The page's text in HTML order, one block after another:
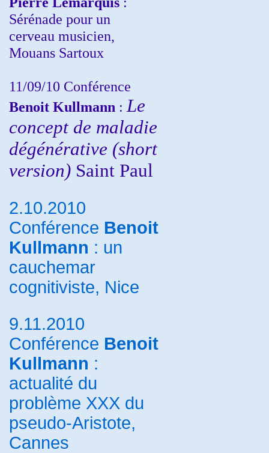
Sérénade pour un
cerveau musicien,
Mouans Sartoux
11/09/10 Conférence
Benoit Kullmann : Le
concept de maladie
dégénérative (short
version) Saint Paul
2.10.2010
Conférence Benoit
Kullmann : un
cauchemar
cognitiviste, Nice
9.11.2010
Conférence Benoit
Kullmann :
actualité du
problème XXX du
pseudo-Aristote,
Cannes